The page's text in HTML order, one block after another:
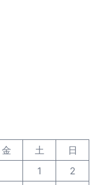
金 土
日
1
2